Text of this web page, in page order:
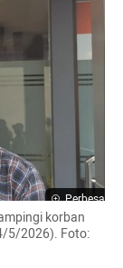
Perbesar
korban
5/2026). Foto: